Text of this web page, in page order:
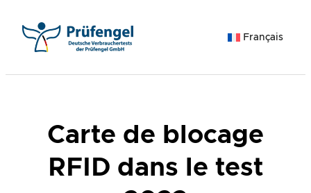
contenu
Français
Carte de blocage
RFID dans le test